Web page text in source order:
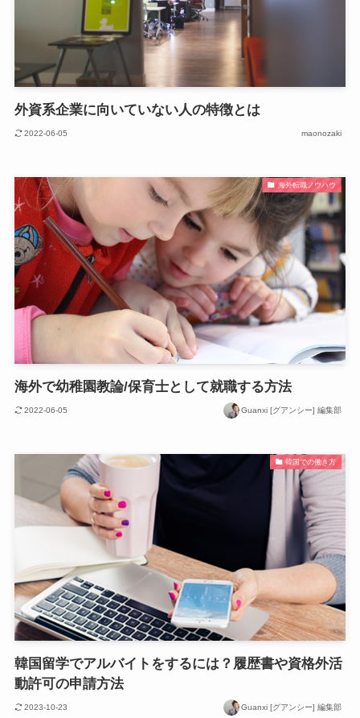
外資系企業に向いていない人の特徴とは
2022-06-05 maonozaki
海外転職ノウハウ
海外で幼稚園教論/保育士として就職する方法
2022-06-05 Guanxi [グアンシー] 編集部
韓国での働き方
韓国留学でアルバイトをするには？履歴書や資格外活
動許可の申請方法
2023-10-23 Guanxi [グアンシー] 編集部